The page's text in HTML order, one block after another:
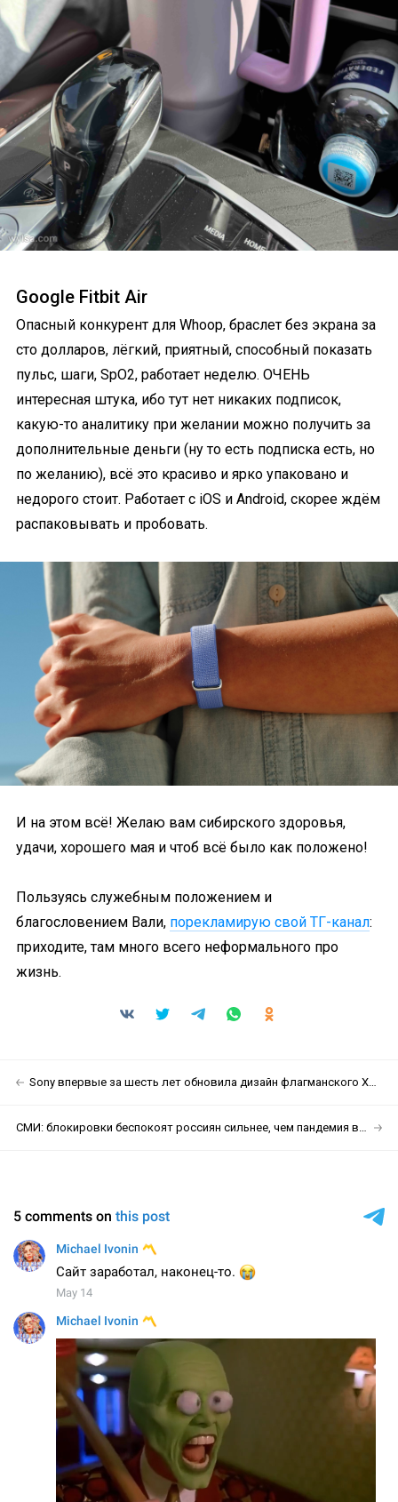
Google Fitbit Air
Опасный конкурент для Whoop, браслет без экрана за
сто долларов, лёгкий, приятный, способный показать
пульс, шаги, SpO2, работает неделю. ОЧЕНЬ
интересная штука, ибо тут нет никаких подписок,
какую-то аналитику при желании можно получить за
дополнительные деньги (ну то есть подписка есть, но
по желанию), всё это красиво и ярко упаковано и
недорого стоит. Работает с iOS и Android, скорее ждём
распаковывать и пробовать.
И на этом всё! Желаю вам сибирского здоровья,
удачи, хорошего мая и чтоб всё было как положено!
Пользуясь служебным положением и
благословением Вали, порекламирую свой ТГ-канал:
приходите, там много всего неформального про
жизнь.
Sony впервые за шесть лет обновила дизайн флагманского XPERIA 1
СМИ: блокировки беспокоят россиян сильнее, чем пандемия в самый разгар